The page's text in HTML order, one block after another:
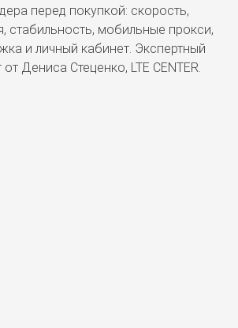
перед покупкой: скорость,
стабильность, мобильные прокси,
и личный кабинет. Экспертный
от Дениса Стеценко, LTE CENTER.